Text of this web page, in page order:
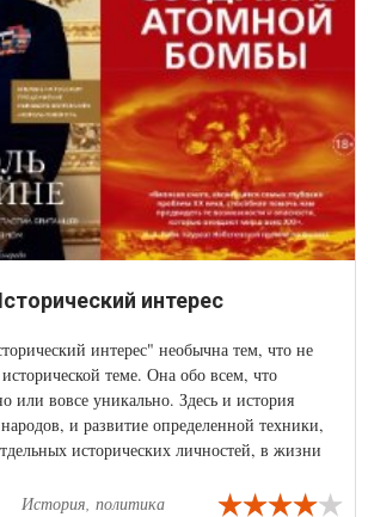
интерес
интерес" необычна тем, что не
теме. Она обо всем, что
или вовсе уникально. Здесь и история
и развитие определенной техники,
исторических личностей, в жизни
История, политика